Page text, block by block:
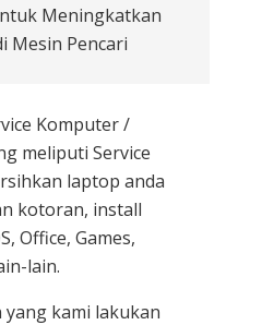
Meningkatkan
Mesin Pencari
Komputer /
meliputi Service
laptop anda
kotoran, install
Office, Games,
lain.
kami lakukan